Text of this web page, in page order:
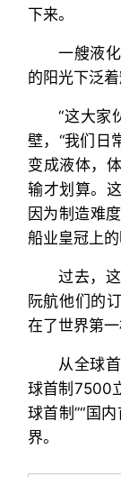
下来。
一艘液
的阳光下泛着
“这大家
壁，“我们日
变成液体，
输才划算。
因为制造难
船业皇冠上的
过去，
阮航他们的
在了世界第一
从全球
球首制7500
球首制”“国
界。